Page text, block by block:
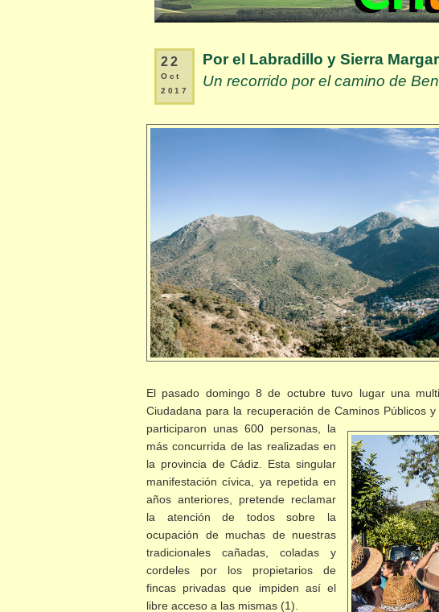
22
Oct
2017
Por el Labradillo y Sierra
Un recorrido por el camino de
El pasado domingo 8 de octubre tuvo lugar una
Ciudadana para la recuperación de Caminos Públicos
participaron unas 600 personas, la
más concurrida de las realizadas en
la provincia de Cádiz. Esta singular
manifestación cívica, ya repetida en
años anteriores, pretende reclamar
la atención de todos sobre la
ocupación de muchas de nuestras
tradicionales cañadas, coladas y
cordeles por los propietarios de
fincas privadas que impiden así el
libre acceso a las mismas (1).